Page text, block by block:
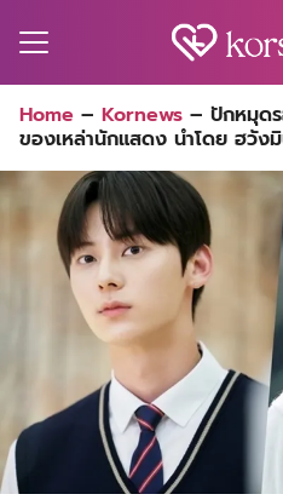
for:
Home – Kornews – ปักหมุด
ของเหล่านักแสดง นำโดย ฮวัง